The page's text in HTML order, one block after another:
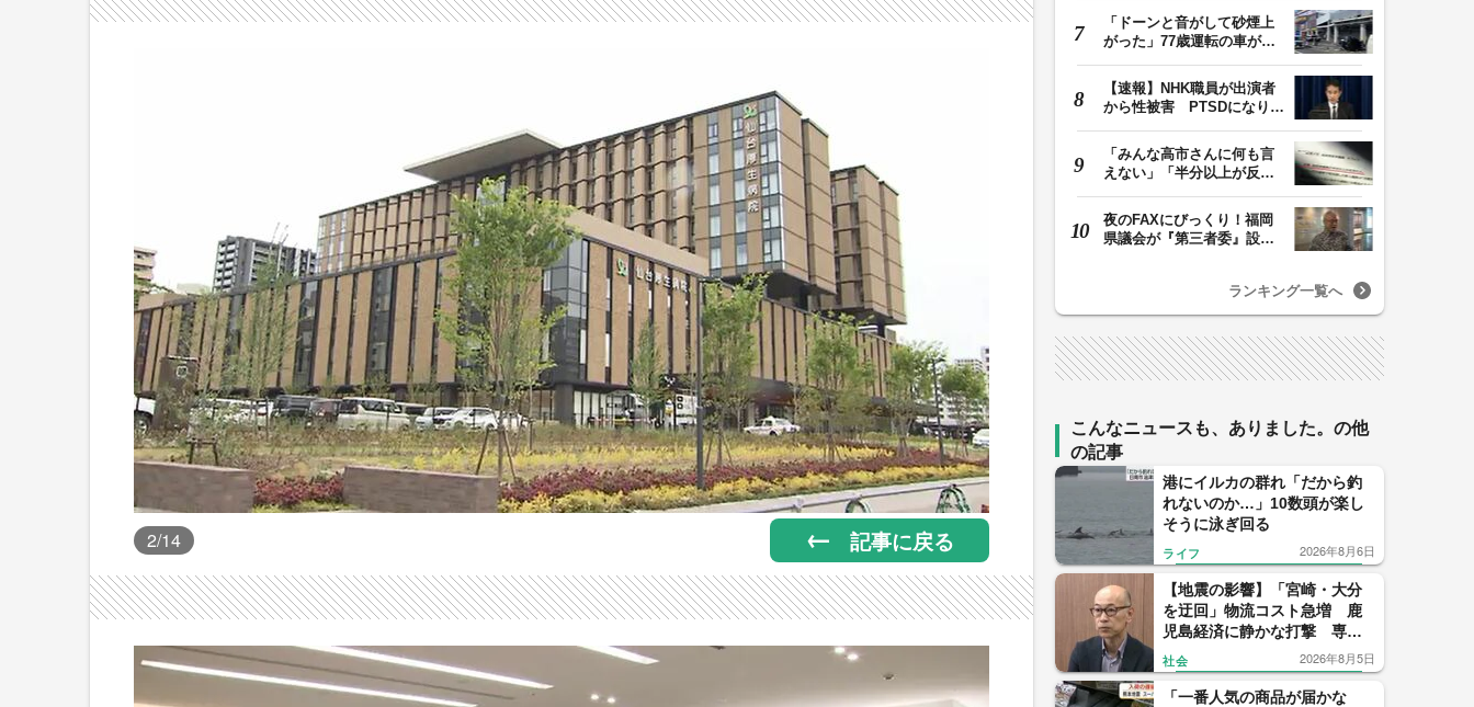
2/14 記事に戻る
「ドーンと音がして砂煙上
がった」77歳運転の車が立
【速報】NHK職員が出演者
から性被害 PTSDになり休
「みんな高市さんに何も言
えない」「半分以上が反
夜のFAXにびっくり！福岡
県議会が『第三者委』設置
ランキング一覧へ
こんなニュースも、ありました。の他
の記事
港にイルカの群れ「だから釣
れないのか…」10数頭が楽し
そうに泳ぎ回る
ライフ 2026年8月6日
【地震の影響】「宮崎・大分
を迂回」物流コスト急増 鹿
児島経済に静かな打撃 専門
家「正常化に想定以上の時
間」
社会 2026年8月5日
「一番人気の商品が届かな